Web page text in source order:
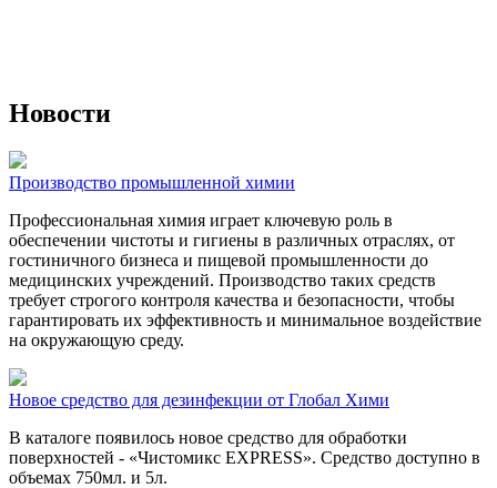
Новости
Производство промышленной химии
Профессиональная химия играет ключевую роль в
обеспечении чистоты и гигиены в различных отраслях, от
гостиничного бизнеса и пищевой промышленности до
медицинских учреждений. Производство таких средств
требует строгого контроля качества и безопасности, чтобы
гарантировать их эффективность и минимальное воздействие
на окружающую среду.
Новое средство для дезинфекции от Глобал Хими
В каталоге появилось новое средство для обработки
поверхностей - «Чистомикс EXPRESS». Средство доступно в
объемах 750мл. и 5л.